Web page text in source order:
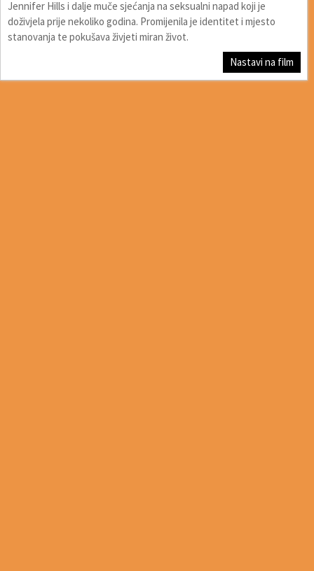
Jennifer Hills i dalje muče sjećanja na seksualni napad koji je
doživjela prije nekoliko godina. Promijenila je identitet i mjesto
stanovanja te pokušava živjeti miran život.
Nastavi na film